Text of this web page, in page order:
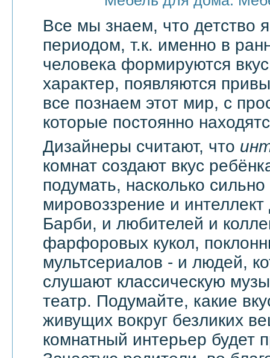
Все мы знаем, что детство
периодом, т.к. именно в
человека формируются
характер, появляются
все познаем этот мир, с
которые постоянно
Дизайнеры считают, что
комнат создают вкус
подумать, насколько сильно
мировоззрение и
Барби, и любителей и
фарфоровых кукол,
мультсериалов - и людей,
слушают классическую
театр. Подумайте, какие
живущих вокруг безликих
комнатный интерьер будет